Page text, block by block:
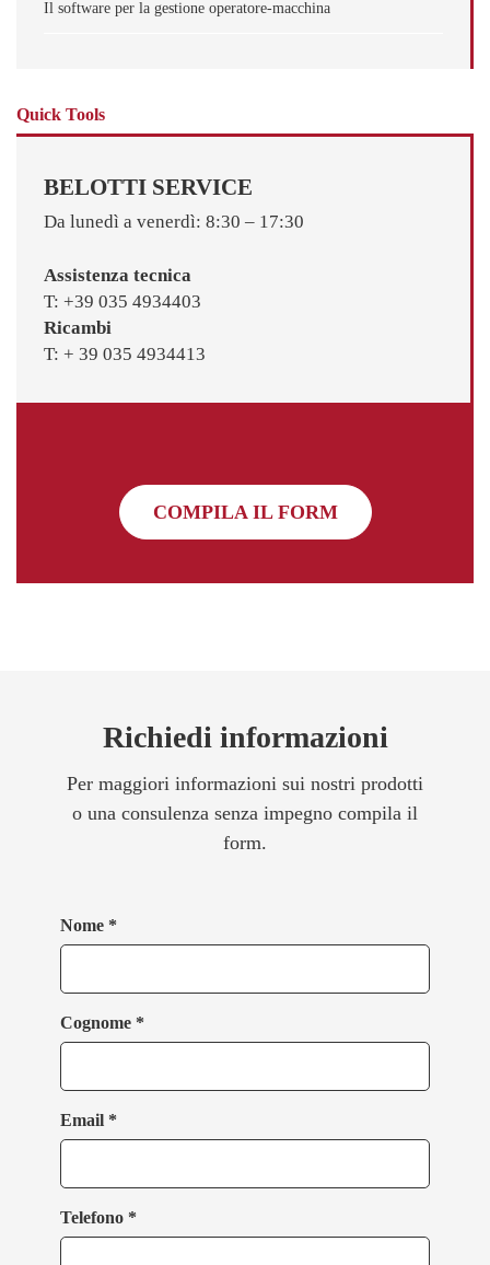
Il software per la gestione operatore-macchina
Quick Tools
BELOTTI SERVICE
Da lunedì a venerdì: 8:30 – 17:30
Assistenza tecnica
T: +39 035 4934403
Ricambi
T: + 39 035 4934413
COMPILA IL FORM
Richiedi informazioni
Per maggiori informazioni sui nostri prodotti
o una consulenza senza impegno compila il
form.
Nome *
Cognome *
Email *
Telefono *